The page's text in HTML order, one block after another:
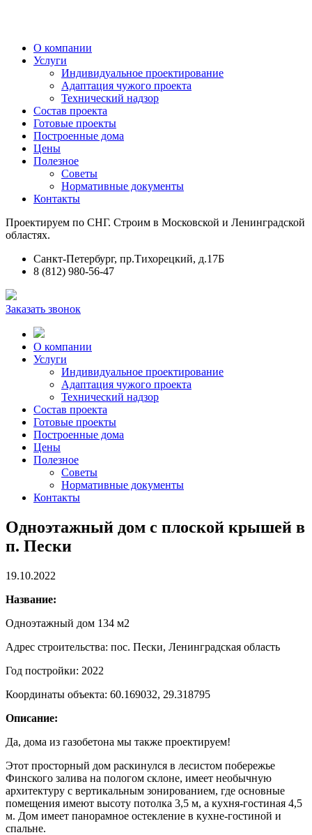
О компании
Услуги
Индивидуальное проектирование
Адаптация чужого проекта
Технический надзор
Состав проекта
Готовые проекты
Построенные дома
Цены
Полезное
Советы
Нормативные документы
Контакты
Проектируем по СНГ. Строим в Московской и Ленинградской
областях.
Санкт-Петербург, пр.Тихорецкий, д.17Б
8 (812) 980-56-47
Заказать звонок
О компании
Услуги
Индивидуальное проектирование
Адаптация чужого проекта
Технический надзор
Состав проекта
Готовые проекты
Построенные дома
Цены
Полезное
Советы
Нормативные документы
Контакты
Одноэтажный дом с плоской крышей в
п. Пески
19.10.2022
Название:
Одноэтажный дом 134 м2
Адрес строительства: пос. Пески, Ленинградская область
Год постройки: 2022
Координаты объекта: 60.169032, 29.318795
Описание:
Да, дома из газобетона мы также проектируем!
Этот просторный дом раскинулся в лесистом побережье
Финского залива на пологом склоне, имеет необычную
архитектуру с вертикальным зонированием, где основные
помещения имеют высоту потолка 3,5 м, а кухня-гостиная 4,5
м. Дом имеет панорамное остекление в кухне-гостиной и
спальне.